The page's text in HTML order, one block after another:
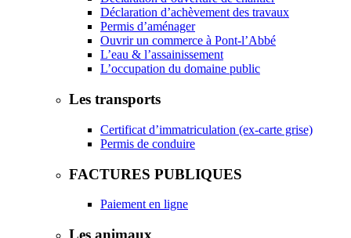
Déclaration d’achèvement des travaux
Permis d’aménager
Ouvrir un commerce à Pont-l’Abbé
L’eau & l’assainissement
L’occupation du domaine public
Les transports
Certificat d’immatriculation (ex-carte grise)
Permis de conduire
FACTURES PUBLIQUES
Paiement en ligne
Les animaux